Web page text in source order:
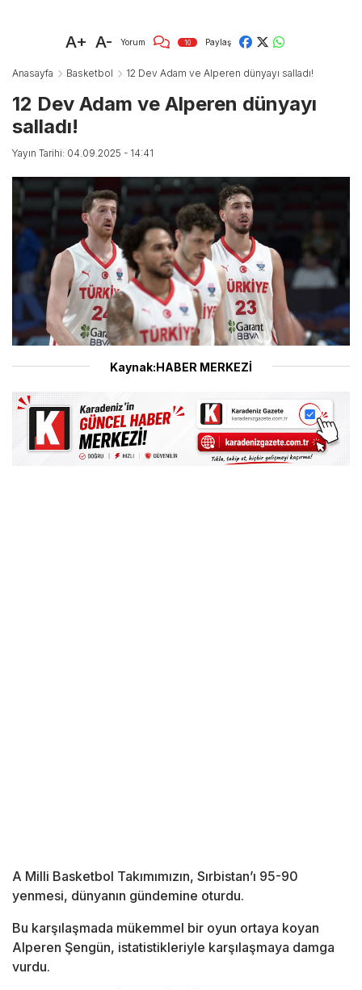
A+ A- Yorum 10 Paylaş
Anasayfa Basketbol 12 Dev Adam ve Alperen dünyayı salladı!
12 Dev Adam ve Alperen dünyayı
salladı!
Yayın Tarihi: 04.09.2025 - 14:41
Kaynak:HABER MERKEZİ
A Milli Basketbol Takımımızın, Sırbistan’ı 95-90
yenmesi, dünyanın gündemine oturdu.
Bu karşılaşmada mükemmel bir oyun ortaya koyan
Alperen Şengün, istatistikleriyle karşılaşmaya damga
vurdu.